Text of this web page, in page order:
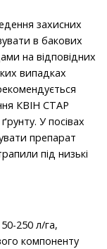
захисних
в бакових
на відповідних
випадках
КВІН СТАР
У посівах
препарат
під низькі
250 л/га,
компоненту